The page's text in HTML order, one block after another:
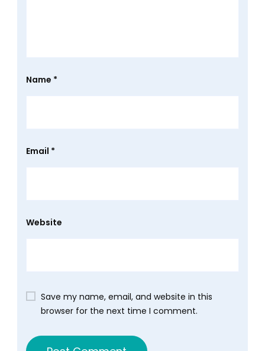
Name *
Email *
Website
Save my name, email, and website in this
browser for the next time I comment.